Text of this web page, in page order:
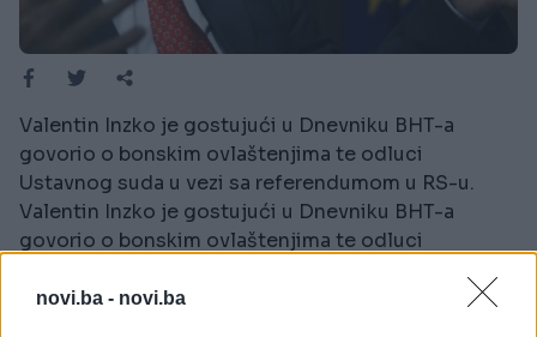
novi.ba - novi.ba
Valentin Inzko je gostujući u Dnevniku BHT-a
govorio o bonskim ovlaštenjima te odluci
Ustavnog suda u vezi sa referendumom u RS-u.
Valentin Inzko je gostujući u Dnevniku BHT-a
govorio o bonskim ovlaštenjima te odluci